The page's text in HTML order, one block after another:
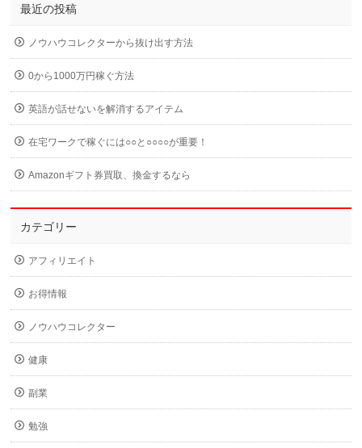
最近の投稿
ノウハウコレクターから抜け出す方法
0から1000万円稼ぐ方法
英語が話せないを解消するアイテム
在宅ワークで稼ぐには○○と○○○○が重要！
Amazonギフト券買取、換金するなら
カテゴリー
アフィリエイト
お得情報
ノウハウコレクター
健康
副業
勉強